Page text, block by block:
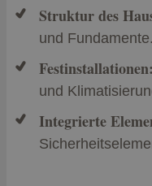
Struktur des
und Fundamente.
Festinstallationen:
und
Integrierte